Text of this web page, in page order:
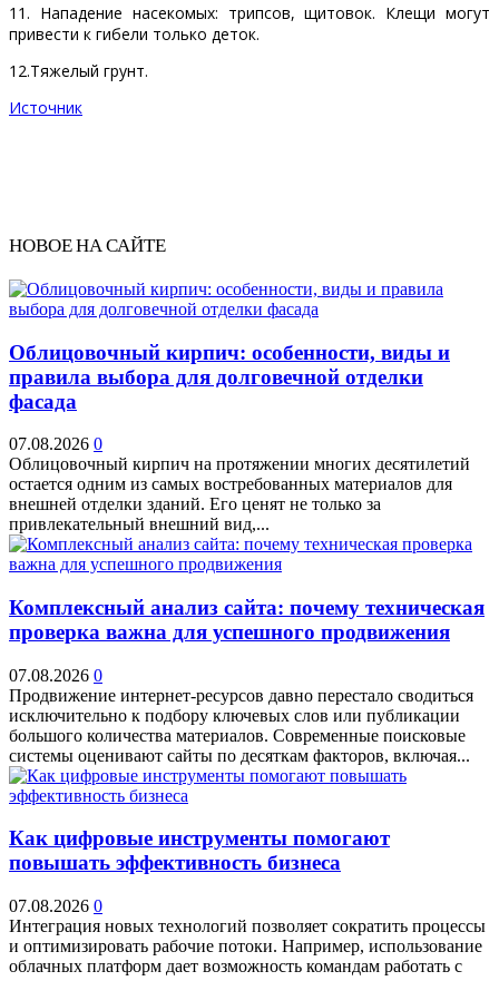
11. Нападение насекомых: трипсов, щитовок. Клещи могут
привести к гибели только деток.
12.Тяжелый грунт.
Источник
НОВОЕ НА САЙТЕ
Облицовочный кирпич: особенности, виды и
правила выбора для долговечной отделки
фасада
07.08.2026 0
Облицовочный кирпич на протяжении многих десятилетий
остается одним из самых востребованных материалов для
внешней отделки зданий. Его ценят не только за
привлекательный внешний вид,...
Комплексный анализ сайта: почему техническая
проверка важна для успешного продвижения
07.08.2026 0
Продвижение интернет-ресурсов давно перестало сводиться
исключительно к подбору ключевых слов или публикации
большого количества материалов. Современные поисковые
системы оценивают сайты по десяткам факторов, включая...
Как цифровые инструменты помогают
повышать эффективность бизнеса
07.08.2026 0
Интеграция новых технологий позволяет сократить процессы
и оптимизировать рабочие потоки. Например, использование
облачных платформ дает возможность командам работать с